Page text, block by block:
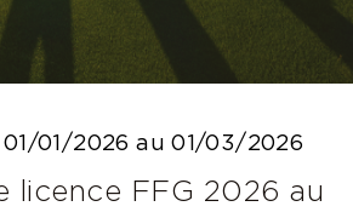
01/2026 au 01/03/2026
licence FFG 2026 au